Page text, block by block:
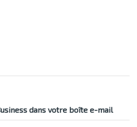
dans votre boîte e-mail